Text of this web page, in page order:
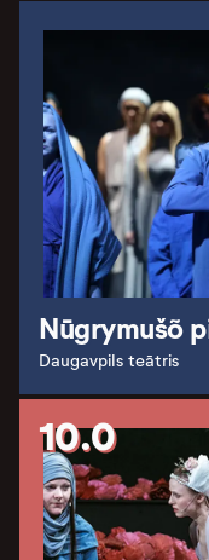
Nūgrymušõ
Daugavpils teātris
10.0